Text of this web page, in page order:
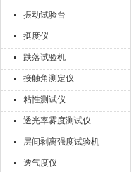
振动试验台
挺度仪
跌落试验机
接触角测定仪
粘性测试仪
透光率雾度测试仪
层间剥离强度试验机
透气度仪